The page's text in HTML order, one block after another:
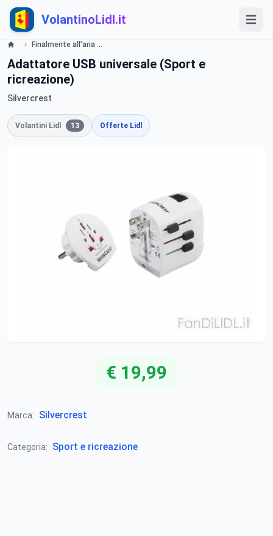
VolantinoLidl.it
Finalmente all'aria aperta - LIDL Catalogue - Offerte valide dall11 aprile 2019 Lidl
Adattatore USB universale (Sport e
ricreazione)
Silvercrest
Volantini Lidl 13 Offerte Lidl
€ 19,99
Marca: Silvercrest
Categoria: Sport e ricreazione